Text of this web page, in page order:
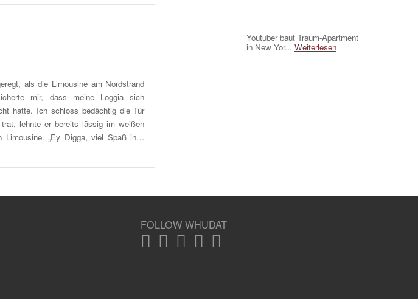
als die Limousine am Nordstrand
mir, dass meine Loggia sich
hatte. Ich schloss bedächtig die Tür
lehnte er bereits lässig im weißen
Limousine. „Ey Digga, viel Spaß in…
Youtuber baut Traum-Apartment
in New Yor... Weiterlesen
FOLLOW WHUDAT